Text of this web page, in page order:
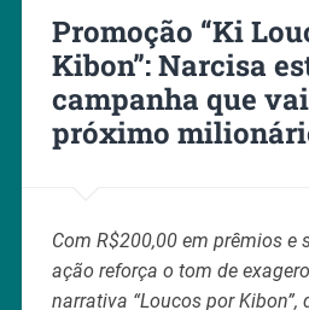
Promoção “Ki
Kibon”: Narcisa
campanha que
próximo
Com R$200,00 em prêmios e
ação reforça o tom de
narrativa “Loucos por Kibon”,